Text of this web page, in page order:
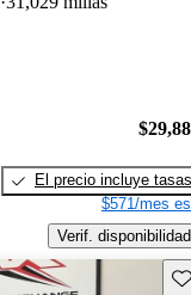
El precio incluye tasas
$571/mes
Verif. disponibilidad